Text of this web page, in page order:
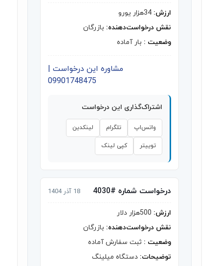
ارزش:
نقش درخواست‌دهنده: بازرگان
وضعیت : بار آماده
مشاوره این درخواست |
09901748475
اشتراک‌گذاری این درخواست
واتس‌اپ تلگرام لینکدین
توییتر کپی لینک
درخواست شماره #4030 18 آذر 1404
ارزش:
نقش درخواست‌دهنده: بازرگان
وضعیت : ثبت سفارش آماده
توضیحات: دستگاه میلینگ